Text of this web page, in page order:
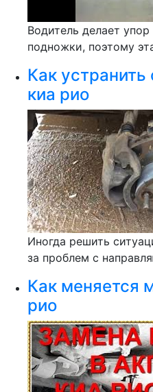
Водитель делает
подножки, поэтому
Как устранить
киа рио
Иногда решить
за проблем с
Как меняется
рио